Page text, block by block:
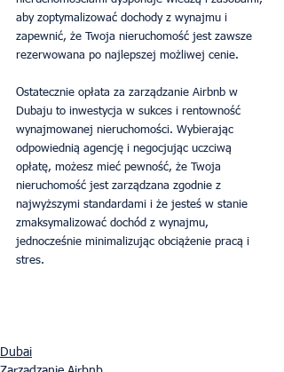
aby zoptymalizować dochody z wynajmu i
zapewnić, że Twoja nieruchomość jest zawsze
rezerwowana po najlepszej możliwej cenie.
Ostatecznie opłata za zarządzanie Airbnb w
Dubaju to inwestycja w sukces i rentowność
wynajmowanej nieruchomości. Wybierając
odpowiednią agencję i negocjując uczciwą
opłatę, możesz mieć pewność, że Twoja
nieruchomość jest zarządzana zgodnie z
najwyższymi standardami i że jesteś w stanie
zmaksymalizować dochód z wynajmu,
jednocześnie minimalizując obciążenie pracą i
stres.
Dubai